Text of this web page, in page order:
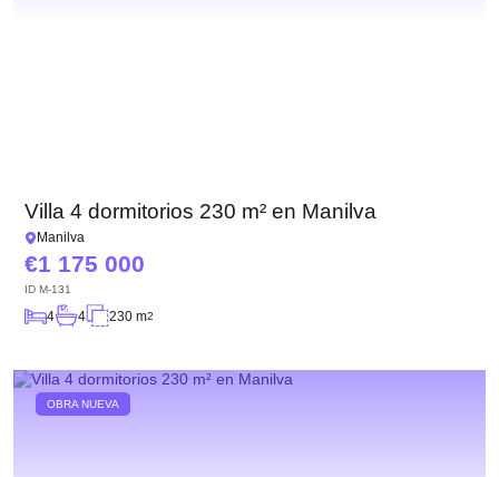
Villa 4 dormitorios 230 m² en Manilva
Manilva
1 175 000
ID M-131
4 4 230 m2
OBRA NUEVA